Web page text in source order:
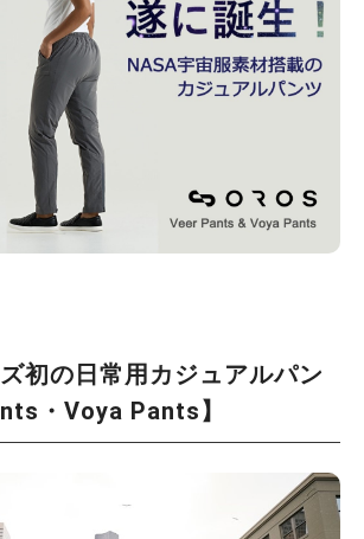
初の日常用カジュアルパン
・Voya Pants】